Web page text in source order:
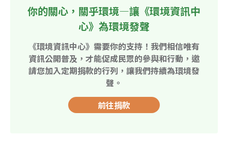
你的關心，關乎環境—讓《環境資訊中
心》為環境發聲
《環境資訊中心》需要你的支持！我們相信唯有
資訊公開普及，才能促成民眾的參與和行動，邀
請您加入定期捐款的行列，讓我們持續為環境發
聲。
前往捐款